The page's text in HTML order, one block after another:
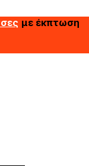
με έκπτωση